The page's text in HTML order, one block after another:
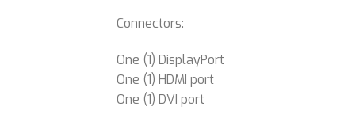
Connectors:
One (1) DisplayPort
One (1) HDMI port
One (1) DVI port